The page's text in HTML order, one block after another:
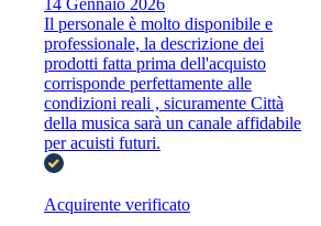
14 Gennaio 2026
Il personale è molto disponibile e
professionale, la descrizione dei
prodotti fatta prima dell'acquisto
corrisponde perfettamente alle
condizioni reali , sicuramente Città
della musica sarà un canale affidabile
per acuisti futuri.
Acquirente verificato